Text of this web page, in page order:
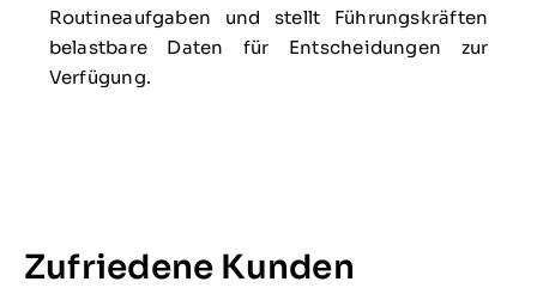
Routineaufgaben und stellt Führungskräften
belastbare Daten für Entscheidungen zur
Verfügung.
Zufriedene Kunden